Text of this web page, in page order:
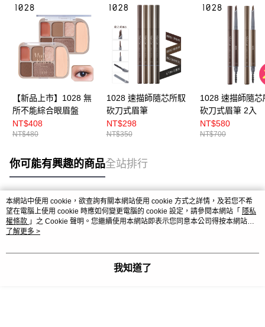
【新品上市】1028 無
所不能綜合眼眉盤
NT$408
NT$480
1028 速描師隨芯所馭
砍刀式眉筆
NT$298
NT$350
1028 速描師隨芯
砍刀式眉筆 2入
NT$580
NT$700
你可能有興趣的商品全站排行
熱門標籤
本網站中使用 cookie，欲查詢有關本網站使用 cookie 方式之詳情，及若您不希
望在電腦上使用 cookie 時應如何變更電腦的 cookie 設定，請參閱本網站「 隱私
權條款 」之 Cookie 聲明。您繼續使用本網站即表示您同意本公司得按本網站使
用條款之 Cookie 聲明使用 cookie。
了解更多 >
我知道了